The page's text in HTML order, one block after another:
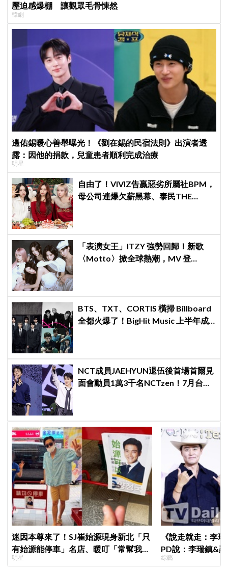
壓迫感爆棚 讓觀眾毛骨悚然
韓劇
邊佑錫暖心善舉曝光！《劉在錫的民宿法則》出演者透
露：因他的捐款，兒童患者順利完成治療
明星
自由了！VIVIZ告贏惡劣所屬社BPM，
母公司連爆欠薪黑幕、泰民THE
「表演女王」ITZY 強勢回歸！新歌
〈Motto〉掀全球熱潮，MV 登
BTS、TXT、CORTIS 橫掃 Billboard
全都火爆了！BigHit Music 上半年成
NCT成員JAEHYUN退伍後首場首爾見
面會動員1萬3千名NCTzen！7月台北
迷因本尊來了！SJ崔始源現身新北「只
有始源能停車」名店、暖叮「常幫我換
照片」，店家尖叫合照網笑翻：這輩子
明星
《說走就走：李
PD說：李瑞鎮&
劇的男女主角一樣
綜藝